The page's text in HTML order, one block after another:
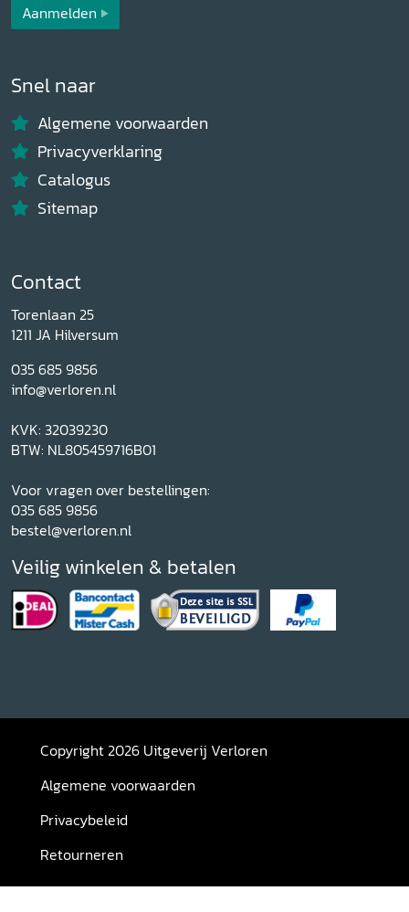
Aanmelden
Snel naar
Algemene voorwaarden
Privacyverklaring
Catalogus
Sitemap
Contact
Torenlaan 25
1211 JA Hilversum
035 685 9856
info@verloren.nl
KVK: 32039230
BTW: NL805459716B01
Voor vragen over bestellingen:
035 685 9856
bestel@verloren.nl
Veilig winkelen & betalen
Copyright 2026 Uitgeverij Verloren
Algemene voorwaarden
Privacybeleid
Retourneren